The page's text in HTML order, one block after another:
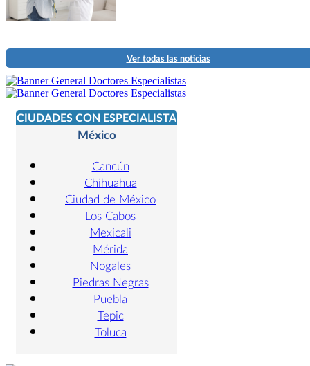
Ver todas las noticias
CIUDADES CON ESPECIALISTA
México
Cancún
Chihuahua
Ciudad de México
Los Cabos
Mexicali
Mérida
Nogales
Piedras Negras
Puebla
Tepic
Toluca